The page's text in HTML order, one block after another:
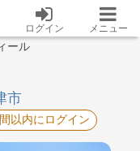
ログイン メニュー
ール
市
以内にログイン